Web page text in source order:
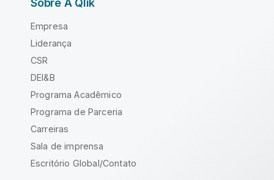
Sobre A Qlik
Empresa
Liderança
CSR
DEI&B
Programa Acadêmico
Programa de Parceria
Carreiras
Sala de imprensa
Escritório Global/Contato